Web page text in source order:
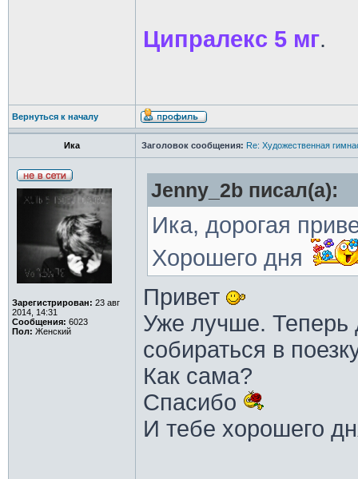
Ципралекс 5 мг.
Вернуться к началу
Ика Заголовок сообщения: Re: Художественная
Зарегистрирован: 23 авг
2014, 14:31
Сообщения: 6023
Пол: Женский
Jenny_2b писал(а):
Ика, дорогая
Хорошего дня
Привет
Уже лучше. Теперь
собираться в
Как сама?
Спасибо
И тебе хорошего